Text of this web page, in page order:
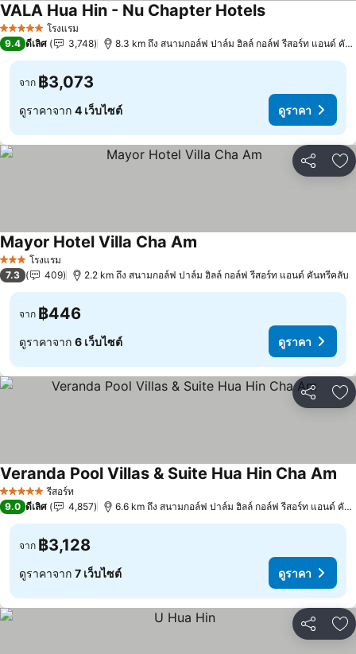
5 ดาว โรงแรม
VALA Hua Hin - Nu Chapter Hotelsดูราคา
9.4 ดีเลิศ 3,748 8.3 km ถึง สนามกอล์ฟ ปาล์ม ฮิลล์ กอล์ฟ รีสอร์ท แอนด์ คัน
จาก ฿3,073
ดูราคาจาก 4 เว็บไซต์ ดูราคา
แชร์ เ
3 ดาว โรงแรม
Mayor Hotel Villa Cha Am
7.3 409 2.2 km ถึง สนามกอล์ฟ ปาล์ม ฮิลล์ กอล์ฟ รีสอร์ท แอนด์ คันทรีคลับ
จาก ฿446
ดูราคาจาก 6 เว็บไซต์ ดูราคา
แชร์ เ
5 ดาว รีสอร์ท
Veranda Pool Villas & Suite Hua Hin Cha Am
9.0 ดีเลิศ 4,857 6.6 km ถึง สนามกอล์ฟ ปาล์ม ฮิลล์ กอล์ฟ รีสอร์ท แอนด์ คัน
จาก ฿3,128
ดูราคาจาก 7 เว็บไซต์ ดูราคา
แชร์ เ